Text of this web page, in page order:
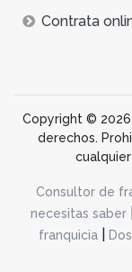
Contrata
Copyright © 2026
derechos.
Consultor de
necesitas saber
franquicia|